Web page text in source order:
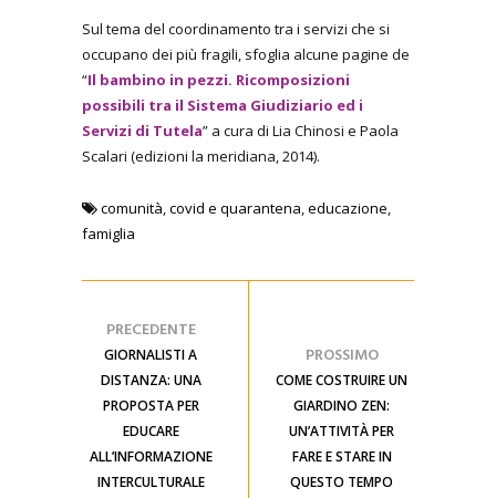
Sul tema del coordinamento tra i servizi che si
occupano dei più fragili, sfoglia alcune pagine de
“Il bambino in pezzi. Ricomposizioni
possibili tra il Sistema Giudiziario ed i
Servizi di Tutela” a cura di Lia Chinosi e Paola
Scalari (edizioni la meridiana, 2014).
comunità,covid e quarantena,educazione,
famiglia
PRECEDENTE
GIORNALISTI A
DISTANZA: UNA
PROPOSTA PER
EDUCARE
ALL’INFORMAZIONE
INTERCULTURALE
PROSSIMO
COME COSTRUIRE UN
GIARDINO ZEN:
UN’ATTIVITÀ PER
FARE E STARE IN
QUESTO TEMPO